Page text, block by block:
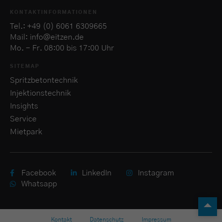
KONTAKTINFORMATIONEN
Tel.: +49 (0) 6061 6309665
Mail: info@eitzen.de
Mo. - Fr. 08:00 bis 17:00 Uhr
SITEMAP
Spritzbetontechnik
Injektionstechnik
Insights
Service
Mietpark
Facebook LinkedIn
Instagram
Whatsapp
Kontakt Datenschutz Impressum